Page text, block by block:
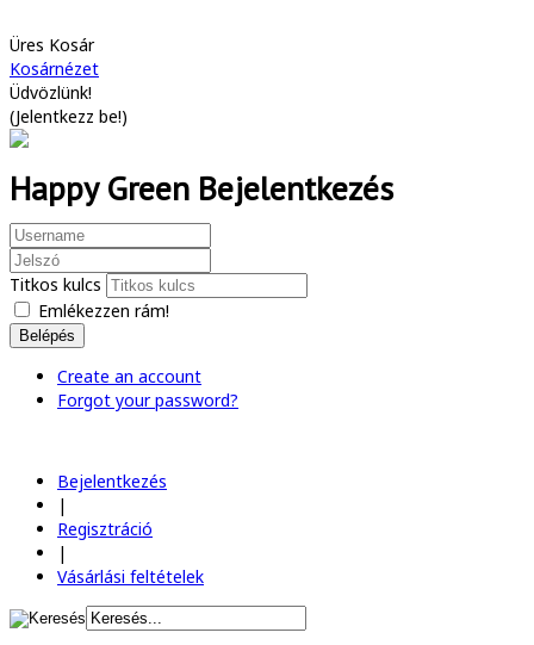
Üres Kosár
Kosárnézet
Üdvözlünk!
(Jelentkezz be!)
Happy Green Bejelentkezés
Titkos kulcs
Emlékezzen rám!
Belépés
Create an account
Forgot your password?
Bejelentkezés
|
Regisztráció
|
Vásárlási feltételek